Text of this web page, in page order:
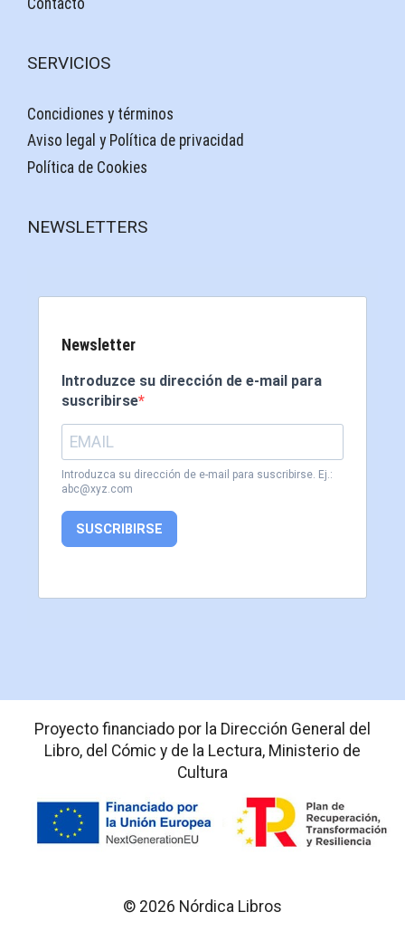
Contacto
SERVICIOS
Concidiones y términos
Aviso legal y Política de privacidad
Política de Cookies
NEWSLETTERS
Newsletter
Introduzce su dirección de e-mail para
suscribirse
Introduzca su dirección de e-mail para suscribirse. Ej.:
abc@xyz.com
SUSCRIBIRSE
Proyecto financiado por la Dirección General del
Libro, del Cómic y de la Lectura, Ministerio de
Cultura
© 2026 Nórdica Libros